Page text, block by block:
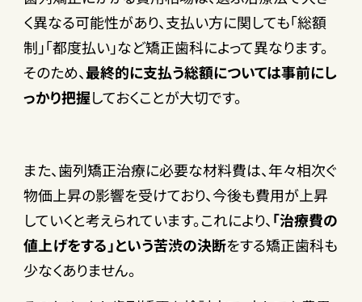
く異なる可能性があり、支払い方に関しても「総額
制」「都度払い」など矯正歯科によって異なります。
そのため、最終的に支払う総額については事前にし
っかり把握しておくことが大切です。
また、歯列矯正治療に必要な材料費は、年々相次ぐ
物価上昇の影響を受けており、今後も費用が上昇
していくと考えられています。これにより、 「治療費の
値上げをする」という苦渋の決断をする矯正歯科も
少なくありません。